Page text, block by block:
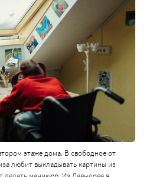
этаже дома. В свободное от
любит выкладывать картины из